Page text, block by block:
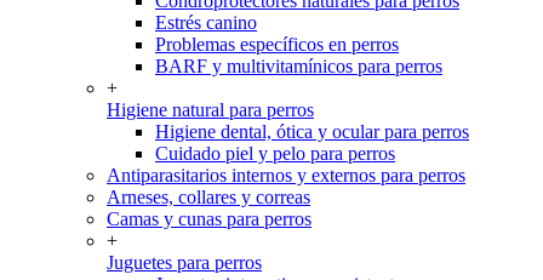
Estrés canino
Problemas específicos en perros
BARF y multivitamínicos para perros
+
Higiene natural para perros
Higiene dental, ótica y ocular para perros
Cuidado piel y pelo para perros
Antiparasitarios internos y externos para perros
Arneses, collares y correas
Camas y cunas para perros
+
Juguetes para perros